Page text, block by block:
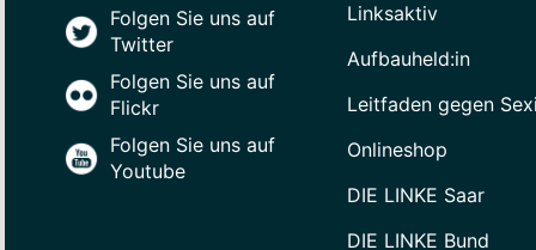
Folgen Sie uns auf
Twitter
Folgen Sie uns auf
Flickr
Folgen Sie uns auf
Youtube
Linksaktiv
Aufbauheld:in
Leitfaden gegen
Onlineshop
DIE LINKE Saar
DIE LINKE Bund